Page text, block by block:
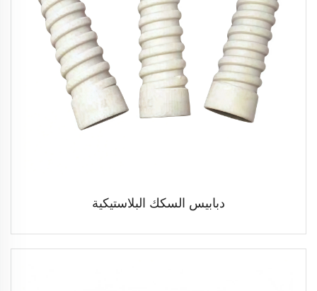
دبابيس السكك البلاستيكية